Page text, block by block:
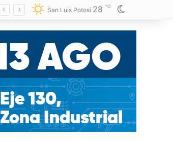
for
San Luis Potosí 28 ℃